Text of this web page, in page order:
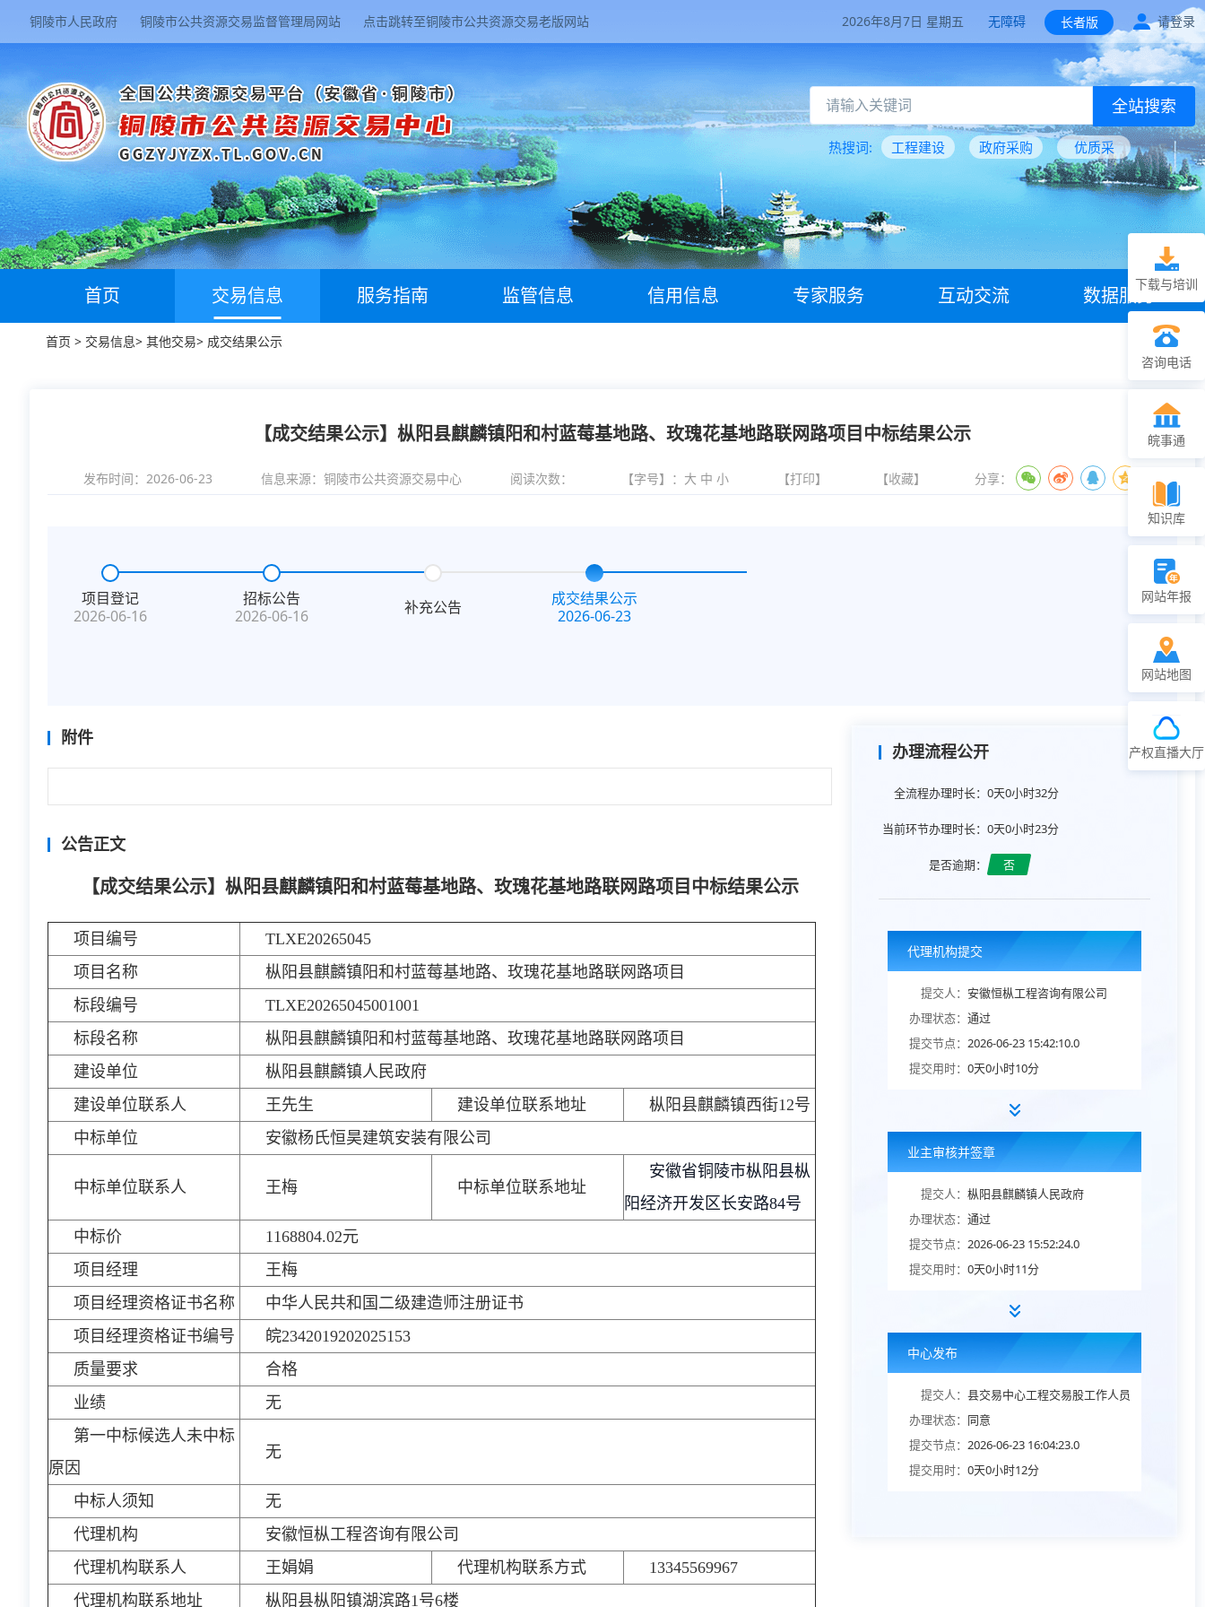
铜陵市人民政府 铜陵市公共资源交易监督管理局网站 点击跳转至铜陵市公共资源交易老版网站 2026年8月7日 星期五 无障碍 长者版 请登录
全站搜索
热搜词: 工程建设 政府采购 优质采
首页 交易信息 服务指南 监管信息 信用信息 专家服务 互动交流 数据服务
首页 > 交易信息> 其他交易> 成交结果公示
【成交结果公示】枞阳县麒麟镇阳和村蓝莓基地路、玫瑰花基地路联网路项目中标结果公示
发布时间：2026-06-23 信息来源： 铜陵市公共资源交易中心 阅读次数： 【字号】： 大 中 小 【打印】 【收藏】 分享：
项目登记
2026-06-16
招标公告
2026-06-16
补充公告
成交结果公示
2026-06-23
附件
公告正文
【成交结果公示】枞阳县麒麟镇阳和村蓝莓基地路、玫瑰花基地路联网路项目中标结果公示
项目编号
TLXE20265045
项目名称
枞阳县麒麟镇阳和村蓝莓基地路、玫瑰花基地路联网路项目
标段编号
TLXE20265045001001
标段名称
枞阳县麒麟镇阳和村蓝莓基地路、玫瑰花基地路联网路项目
建设单位
枞阳县麒麟镇人民政府
建设单位联系人
王先生 建设单位联系地址
枞阳县麒麟镇西街12号
中标单位
安徽杨氏恒昊建筑安装有限公司
中标单位联系人 王梅 中标单位联系地址
安徽省铜陵市枞阳县枞
阳经济开发区长安路84号
中标价
1168804.02元
项目经理
王梅
项目经理资格证书名称
中华人民共和国二级建造师注册证书
项目经理资格证书编号
皖2342019202025153
质量要求
合格
业绩
无
第一中标候选人未中标
原因
无
中标人须知
无
代理机构
安徽恒枞工程咨询有限公司
代理机构联系人
王娟娟 代理机构联系方式
13345569967
代理机构联系地址
枞阳县枞阳镇湖滨路1号6楼
办理流程公开
全流程办理时长：0天0小时32分
当前环节办理时长：0天0小时23分
是否逾期： 否
代理机构提交
提交人： 安徽恒枞工程咨询有限公司
办理状态： 通过
提交节点： 2026-06-23 15:42:10.0
提交用时： 0天0小时10分
业主审核并签章
提交人： 枞阳县麒麟镇人民政府
办理状态： 通过
提交节点： 2026-06-23 15:52:24.0
提交用时： 0天0小时11分
中心发布
提交人： 县交易中心工程交易股工作人员
办理状态： 同意
提交节点： 2026-06-23 16:04:23.0
提交用时： 0天0小时12分
下载与培训
咨询电话
皖事通
知识库
网站年报
网站地图
产权直播大厅